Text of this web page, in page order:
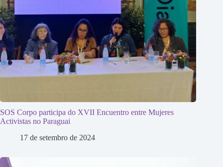
SOS Corpo participa do XVII Encuentro entre Mujeres
Activistas no Paraguai
17 de setembro de 2024